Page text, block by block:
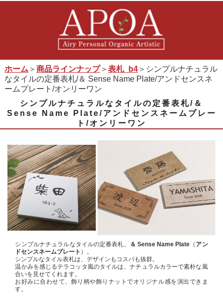
ホーム ＞ 商品ラインナップ＞ 表札_b4＞シンプルナチュラル
なタイルの定番表札/＆ Sense Name Plate/アンドセンスネ
ームプレート/オンリーワン
シンプルナチュラルなタイルの定番表札/＆
Sense Name Plate/アンドセンスネームプレー
ト/オンリーワン
シンプルナチュラルなタイルの定番表札、 ＆ Sense Name Plate （ アン
ドセンスネームプレート ）。
シンプルなタイル表札は、デザインもコスパも抜群。
温かみを感じるテラコッタ風のタイルは、ナチュラルカラーで素朴な風
合いを見せてくれます。
お好みに合わせて、飾り柄や飾りナットでオリジナル感を演出できま
す。